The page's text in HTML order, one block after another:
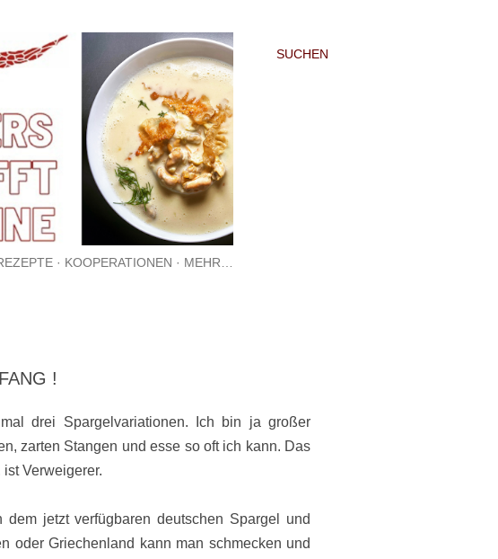
SUCHEN
KOOPERATIONEN MEHR…
!
drei Spargelvariationen. Ich bin ja großer
zarten Stangen und esse so oft ich kann. Das
Verweigerer.
dem jetzt verfügbaren deutschen Spargel und
oder Griechenland kann man schmecken und